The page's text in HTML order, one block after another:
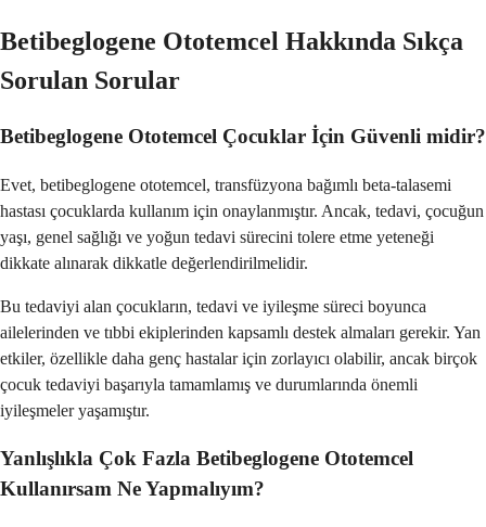
Betibeglogene Ototemcel Hakkında Sıkça
Sorulan Sorular
Betibeglogene Ototemcel Çocuklar İçin Güvenli midir?
Evet, betibeglogene ototemcel, transfüzyona bağımlı beta-talasemi
hastası çocuklarda kullanım için onaylanmıştır. Ancak, tedavi, çocuğun
yaşı, genel sağlığı ve yoğun tedavi sürecini tolere etme yeteneği
dikkate alınarak dikkatle değerlendirilmelidir.
Bu tedaviyi alan çocukların, tedavi ve iyileşme süreci boyunca
ailelerinden ve tıbbi ekiplerinden kapsamlı destek almaları gerekir. Yan
etkiler, özellikle daha genç hastalar için zorlayıcı olabilir, ancak birçok
çocuk tedaviyi başarıyla tamamlamış ve durumlarında önemli
iyileşmeler yaşamıştır.
Yanlışlıkla Çok Fazla Betibeglogene Ototemcel
Kullanırsam Ne Yapmalıyım?